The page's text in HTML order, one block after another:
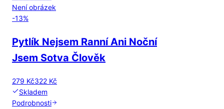
Není obrázek
-13%
Pytlík Nejsem Ranní Ani Noční
Jsem Sotva Člověk
279 Kč322 Kč
Skladem
Podrobnosti